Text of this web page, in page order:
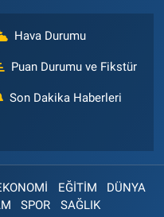
Hava Durumu
Puan Durumu ve Fikstür
Son Dakika Haberleri
EĞİTİM
DÜNYA
SPOR SAĞLIK